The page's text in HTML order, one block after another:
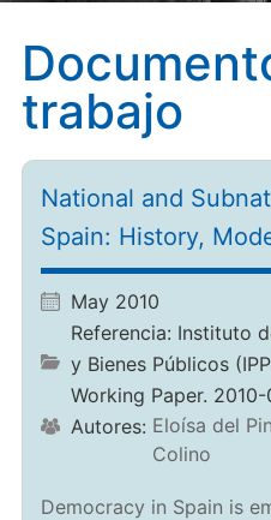
trabajo
National and
Spain: History,
May 2010
Referencia: Instituto
y Bienes Públicos
Working Paper. 2010-
Autores: Eloísa del
Colino
Democracy in Spain is